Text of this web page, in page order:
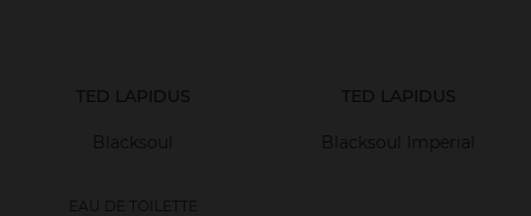
TED LAPIDUS
Blacksoul
EAU DE TOILETTE
TED LAPIDUS
Blacksoul Imperial